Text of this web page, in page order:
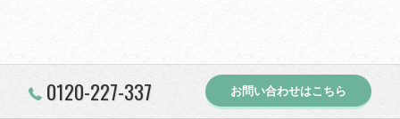
0120-227-337 お問い合わせはこちら